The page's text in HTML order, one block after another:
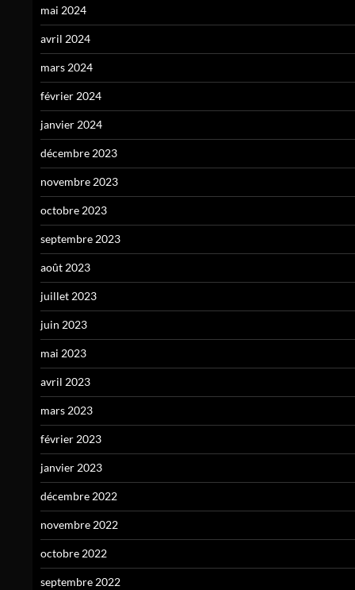
mai 2024
avril 2024
mars 2024
février 2024
janvier 2024
décembre 2023
novembre 2023
octobre 2023
septembre 2023
août 2023
juillet 2023
juin 2023
mai 2023
avril 2023
mars 2023
février 2023
janvier 2023
décembre 2022
novembre 2022
octobre 2022
septembre 2022